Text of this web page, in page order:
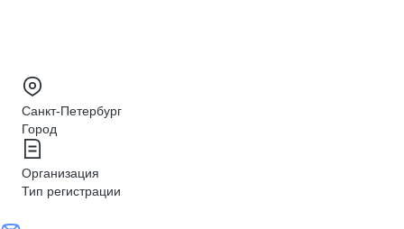
Санкт-Петербург
Город
Организация
Тип регистрации